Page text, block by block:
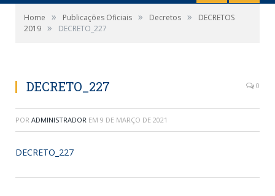
Home » Publicações Oficiais » Decretos »
DECRETOS
2019 » DECRETO_227
DECRETO_227 0
POR ADMINISTRADOR EM 9 DE MARÇO DE 2021
DECRETO_227